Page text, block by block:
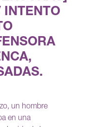
INTENTO
un hombre
en una